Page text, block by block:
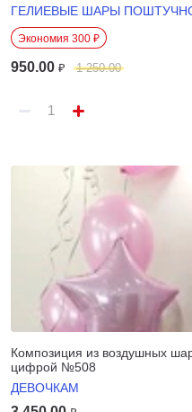
ГЕЛИЕВЫЕ ШАРЫ
Экономия 300 ₽
950.00 ₽ 1 250.00
Композиция из воздушных
цифрой №508
ДЕВОЧКАМ